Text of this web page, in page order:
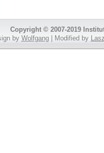
Copyright © 2007-2019
by Wolfgang| Modified by